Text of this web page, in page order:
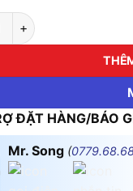
Tra Thiết Bị Điện
ĐẶT HÀNG/BÁO
Mr. Song (